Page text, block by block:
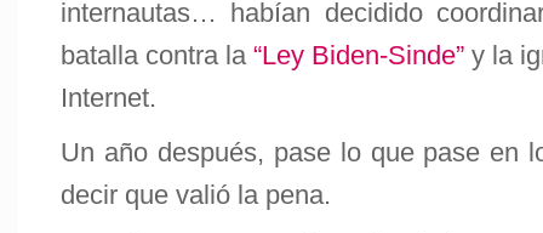
internautas… habían decidido
batalla contra la “Ley Biden-Sinde” y la
Internet.
Un año después, pase lo que pase en
decir que valió la pena.